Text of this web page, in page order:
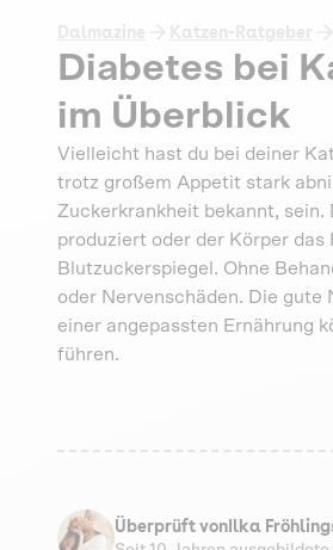
Dalmazine Katzen-Ratgeber
Diabetes bei
im Überblick
Vielleicht hast du bei deiner
trotz großem Appetit stark
Zuckerkrankheit bekannt,
produziert oder der Körper
Blutzuckerspiegel. Ohne
oder Nervenschäden. Die
einer angepassten Ernährung
führen.
Überprüft von Ilka